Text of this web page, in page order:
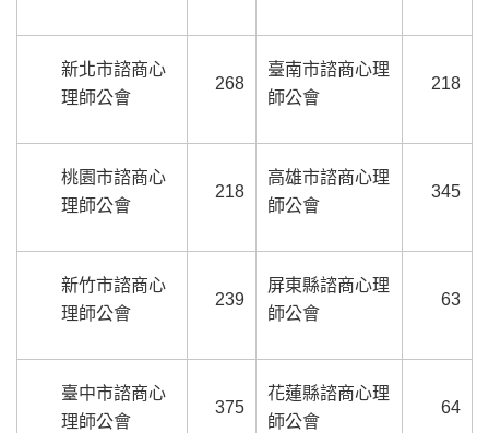
新北市諮商心
理師公會
268
臺南市諮商心理
師公會
218
桃園市諮商心
理師公會
218
高雄市諮商心理
師公會
345
新竹市諮商心
理師公會
239
屏東縣諮商心理
師公會
63
臺中市諮商心
理師公會
375
花蓮縣諮商心理
師公會
64